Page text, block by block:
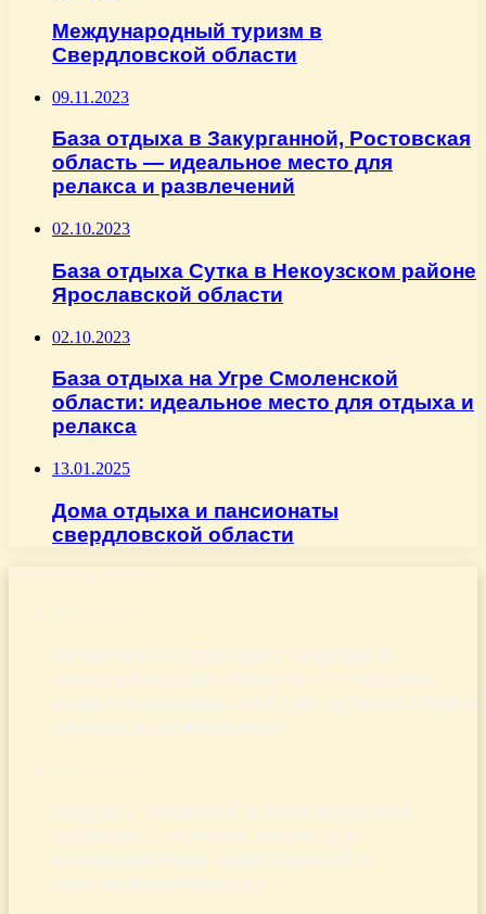
Международный туризм в
Свердловской области
09.11.2023
База отдыха в Закурганной, Ростовская
область — идеальное место для
релакса и развлечений
02.10.2023
База отдыха Сутка в Некоузском районе
Ярославской области
02.10.2023
База отдыха на Угре Смоленской
области: идеальное место для отдыха и
релакса
13.01.2025
Дома отдыха и пансионаты
свердловской области